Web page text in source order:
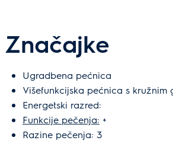
Značajke
Ugradbena pećnica
Višefunkcijska pećnica s kružnim
Energetski razred:
Funkcije pečenja: +
Razine pečenja: 3